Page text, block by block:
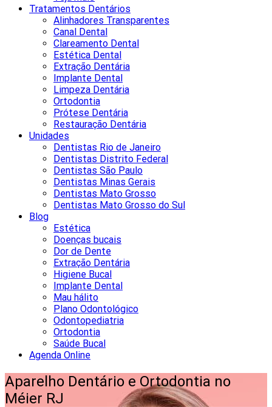
Tratamentos Dentários
Alinhadores Transparentes
Canal Dental
Clareamento Dental
Estética Dental
Extração Dentária
Implante Dental
Limpeza Dentária
Ortodontia
Prótese Dentária
Restauração Dentária
Unidades
Dentistas Rio de Janeiro
Dentistas Distrito Federal
Dentistas São Paulo
Dentistas Minas Gerais
Dentistas Mato Grosso
Dentistas Mato Grosso do Sul
Blog
Estética
Doenças bucais
Dor de Dente
Extração Dentária
Higiene Bucal
Implante Dental
Mau hálito
Plano Odontológico
Odontopediatria
Ortodontia
Saúde Bucal
Agenda Online
Aparelho Dentário e Ortodontia no
Méier RJ